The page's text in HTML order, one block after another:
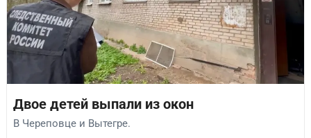
Двое детей выпали из окон
В Череповце и Вытегре.